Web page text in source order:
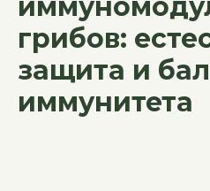
грибов:
защита и
иммунитета